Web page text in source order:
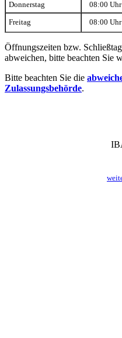
Donnerstag 08:00
Freitag 08:00
Öffnungszeiten bzw.
abweichen, bitte beachten Sie
Bitte beachten Sie die
Zulassungsbehörde.